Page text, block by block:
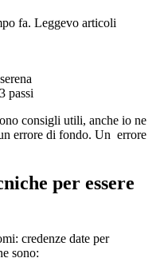
fa. Leggevo articoli
passi
consigli utili, anche io ne
errore di fondo. Un errore
per essere
credenze date per
sono: